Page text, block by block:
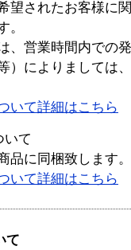
望されたお客様に
。
、営業時間内での
）によりましては
いて詳細はこちら
いて
品に同梱致します。
いて詳細はこちら
て